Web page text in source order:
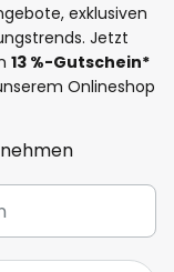
exklusiven
Jetzt
13 %-Gutschein*
Onlineshop